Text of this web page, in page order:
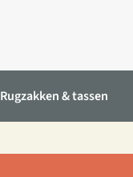
Rugzakken & tassen